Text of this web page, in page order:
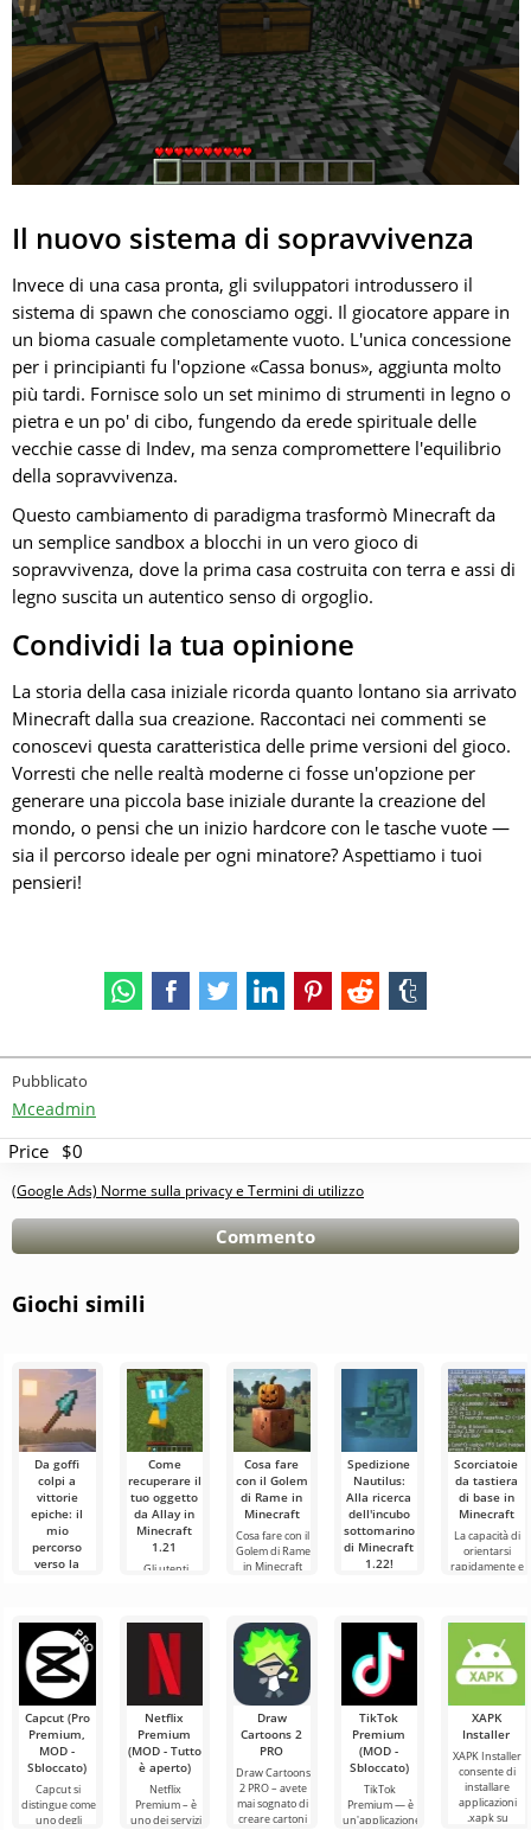
Il nuovo sistema di sopravvivenza
Invece di una casa pronta, gli sviluppatori introdussero il
sistema di spawn che conosciamo oggi. Il giocatore appare in
un bioma casuale completamente vuoto. L'unica concessione
per i principianti fu l'opzione «Cassa bonus», aggiunta molto
più tardi. Fornisce solo un set minimo di strumenti in legno o
pietra e un po' di cibo, fungendo da erede spirituale delle
vecchie casse di Indev, ma senza compromettere l'equilibrio
della sopravvivenza.
Questo cambiamento di paradigma trasformò Minecraft da
un semplice sandbox a blocchi in un vero gioco di
sopravvivenza, dove la prima casa costruita con terra e assi di
legno suscita un autentico senso di orgoglio.
Condividi la tua opinione
La storia della casa iniziale ricorda quanto lontano sia arrivato
Minecraft dalla sua creazione. Raccontaci nei commenti se
conoscevi questa caratteristica delle prime versioni del gioco.
Vorresti che nelle realtà moderne ci fosse un'opzione per
generare una piccola base iniziale durante la creazione del
mondo, o pensi che un inizio hardcore con le tasche vuote —
sia il percorso ideale per ogni minatore? Aspettiamo i tuoi
pensieri!
Pubblicato
Mceadmin
Price $0
(Google Ads) Norme sulla privacy e Termini di utilizzo
Commento
Giochi simili
Da goffi
colpi a
vittorie
epiche: il
mio
percorso
verso la
Ciao a tutti,
sperimentatori
del mondo
cubico! Oggi ho
deciso di
indossare il mio
immaginario
Come
recuperare il
tuo oggetto
da Allay in
Minecraft
1.21
Gli utenti
aiuta a
raccogliere
oggetti e che è
necessario
Cosa fare
con il Golem
di Rame in
Minecraft
Cosa fare con il
Golem di Rame
in Minecraft
sempre
qualcosa:
nuovi
Spedizione
Nautilus:
Alla ricerca
dell'incubo
sottomarino
di Minecraft
1.22!
sto ancora
tremando
dall'emozione
mentre scrivo
queste
Scorciatoie
da tastiera
di base in
Minecraft
La capacità di
orientarsi
rapidamente e
importante nel
Capcut (Pro
Premium,
MOD -
Sbloccato)
Capcut si
distingue come
uno degli
Netflix
Premium
(MOD - Tutto
è aperto)
Netflix
Premium – è
uno dei servizi
Draw
Cartoons 2
PRO
Draw Cartoons
2 PRO – avete
mai sognato di
creare cartoni
TikTok
Premium
(MOD -
Sbloccato)
TikTok
Premium — è
un'applicazione
XAPK
Installer
XAPK Installer
consente di
installare
applicazioni
.xapk su